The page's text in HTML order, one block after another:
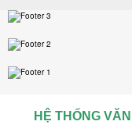
HỆ THỐNG